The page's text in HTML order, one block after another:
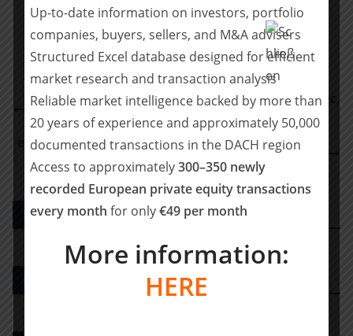
Teilen
SKS Rehab and Roltec merged to become SKS Roltec,
and sold to Eqwal Group
enomyc: Weiterer Asset Deal mit The Customization
PE DEALS EUROPE
M&A-Beratungshaus
Up-to-date information on investors, portfolio
companies, buyers, sellers, and M&A advisers
Structured Excel database designed for efficient
market research and transaction analysis
Reliable market intelligence backed by more than
20 years of experience and approximately 50,000
documented transactions in the DACH region
Access to approximately300–350 newly
recorded European private equity transactions
every month for only€49 per month
More information:
HERE